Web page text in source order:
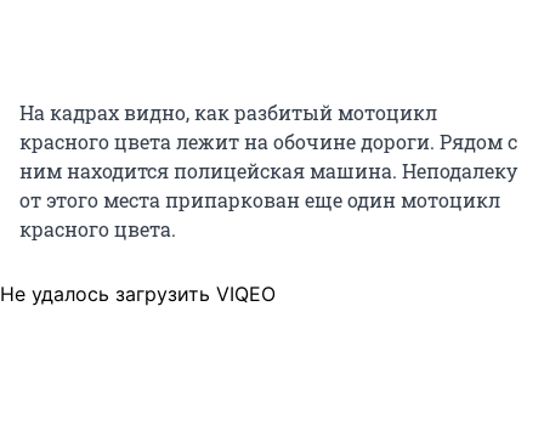
На кадрах видно, как разбитый мотоцикл
красного цвета лежит на обочине дороги. Рядом с
ним находится полицейская машина. Неподалеку
от этого места припаркован еще один мотоцикл
красного цвета.
Не удалось загрузить VIQEO